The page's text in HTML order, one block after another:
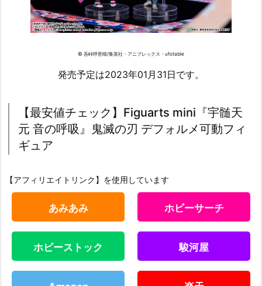
© 吾峠呼世晴/集英社・アニプレックス・ufotable
発売予定は2023年01月31日です。
【最安値チェック】Figuarts mini『宇髄天
元 音の呼吸』鬼滅の刃 デフォルメ可動フィ
ギュア
【アフィリエイトリンク】を使用しています
あみあみ ホビーサーチ
ホビーストック 駿河屋